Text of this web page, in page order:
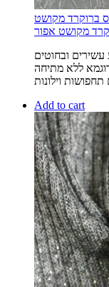
ברוקרד מקושט
עשירים ובחוטים
Add to cart